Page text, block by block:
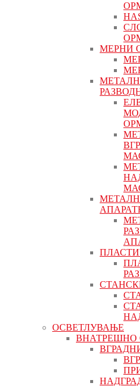
МЕРНИ
ОСВЕТЛУВАЊЕ
ВНАТРЕШНО